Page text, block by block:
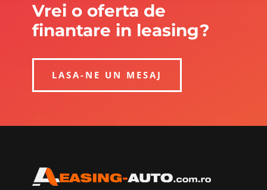
Vrei o oferta de
finantare in leasing?
LASA-NE UN MESAJ